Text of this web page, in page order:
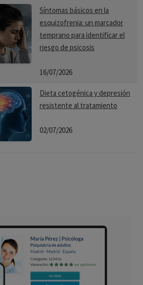
Síntomas básicos en la
esquizofrenia: un marcador
temprano para identificar el
riesgo de psicosis
16/07/2026
Dieta cetogénica y depresión
resistente al tratamiento
02/07/2026